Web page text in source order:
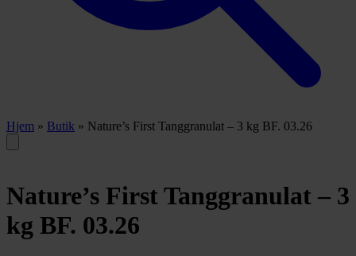
Hjem » Butik » Nature’s First Tanggranulat – 3 kg BF. 03.26
Nature’s First Tanggranulat – 3
kg BF. 03.26